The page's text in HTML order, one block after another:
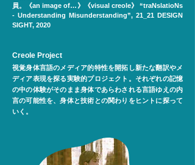
員。《an image of…》《visual creole》 “traNslatioNs
- Understanding Misunderstanding”, 21_21 DESIGN
SIGHT, 2020
Creole Project
視覚身体言語のメディア的特性を開拓し新たな翻訳やメ
ディア表現を探る実験的プロジェクト。それぞれの記憶
の中の体験がそのまま身体であらわされる言語ゆえの内
言の可能性を、身体と技術との関わりをヒントに探って
いく。